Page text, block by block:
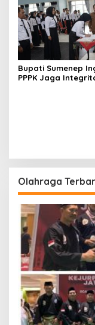
Bupati Sumenep
PPPK Jaga
Olahraga